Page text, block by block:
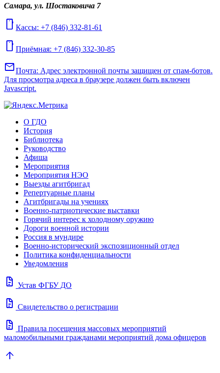
Самара, ул. Шостаковича 7
mobile Кассы: +7 (846) 332-81-61
mobile Приёмная: +7 (846) 332-30-85
mailПочта: Адрес электронной почты защищен от спам-ботов.
Для просмотра адреса в браузере должен быть включен
Javascript.
О ГДО
История
Библиотека
Руководство
Афиша
Мероприятия
Мероприятия НЭО
Выезды агитбригад
Репертуарные планы
Агитбригады на учениях
Военно-патриотические выставки
Горячий интерес к холодному оружию
Дороги военной истории
Россия в мундире
Военно-исторический экспозиционный отдел
Политика конфиденциальности
Уведомления
docs Устав ФГБУ ДО
docs Свидетельство о регистрации
docs Правила посещения массовых мероприятий
маломобильными гражданами мероприятий дома офицеров
arrow_upward